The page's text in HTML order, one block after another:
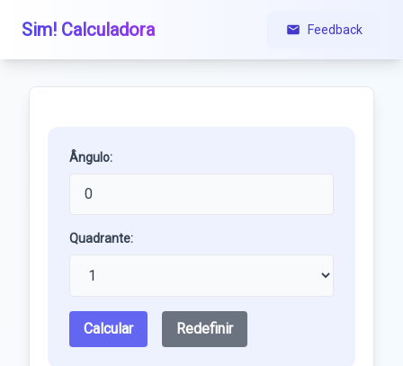
Sim! Calculadora Feedback
Ângulo:
Quadrante:
Calcular Redefinir